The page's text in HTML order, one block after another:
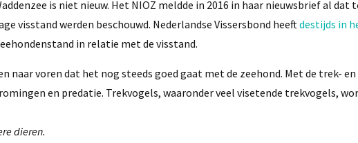
is niet nieuw. Het NIOZ meldde in 2016 in haar nieuwsbrief al dat
visstand werden beschouwd. Nederlandse Vissersbond heeftdestijds in
in relatie met de visstand.
naar voren dat het nog steeds goed gaat met de zeehond. Met de trek-
en predatie. Trekvogels, waaronder veel visetende trekvogels,
dieren.